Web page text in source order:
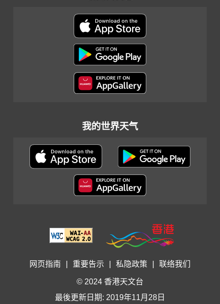
我的世界天气
网页指南 重要告示 私隐政策 联络我们
© 2024 香港天文台
最後更新日期: 2019年11月28日